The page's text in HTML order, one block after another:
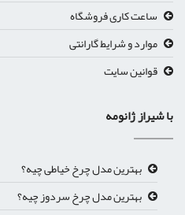
ساعت کاری فروشگاه
موارد و شرایط گارانتی
قوانین سایت
با شیراز ژانومه
بهترین مدل چرخ خیاطی چیه؟
بهترین مدل چرخ سردوز چیه؟